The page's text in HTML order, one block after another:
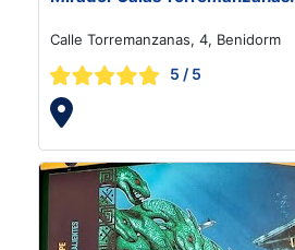
Calle Torremanzanas, 4, Benidorm
5 / 5